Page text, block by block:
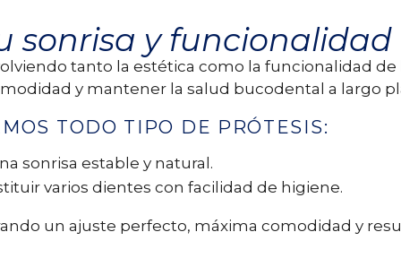
sonrisa y funcionalidad
tanto la estética como la funcionalidad de
y mantener la salud bucodental a largo
TODO TIPO DE PRÓTESIS:
sonrisa estable y natural.
varios dientes con facilidad de higiene.
un ajuste perfecto, máxima comodidad y